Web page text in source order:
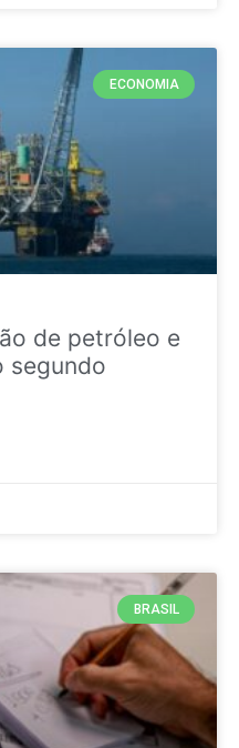
ECONOMIA
de petróleo e
segundo
BRASIL